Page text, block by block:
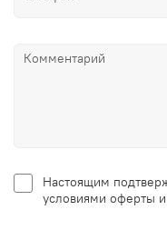
Настоящим
условиями оферты